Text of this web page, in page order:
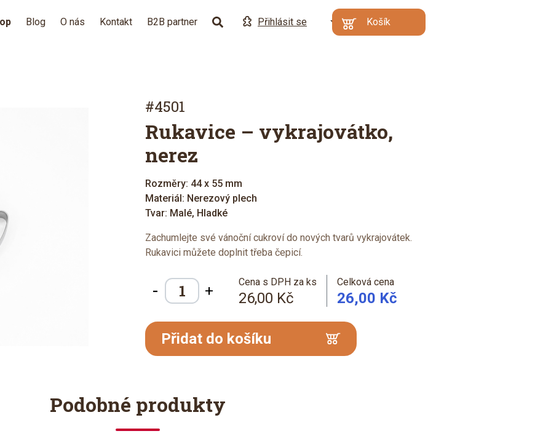
Blog O nás Kontakt B2B partner Přihlásit se CZ
Kč
Košík
#4501
Rukavice – vykrajovátko,
nerez
Rozměry: 44 x 55 mm
Materiál: Nerezový plech
Tvar: Malé, Hladké
Zachumlejte své vánoční cukroví do nových tvarů vykrajovátek.
Rukavici můžete doplnit třeba čepicí.
- +
Cena s DPH za ks
26,00 Kč
Celková cena
26,00 Kč
Přidat do košíku
Podobné produkty